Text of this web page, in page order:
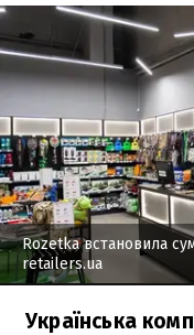
Rozetka встановила
retailers.ua
Українська